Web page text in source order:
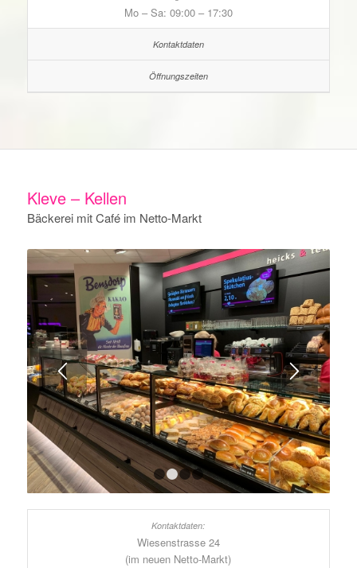
Mo – Sa: 09:00 – 17:30
Kleve – Kellen
Bäckerei mit Café im Netto-Markt
2 3 4
Wiesenstrasse 24
(im neuen Netto-Markt)